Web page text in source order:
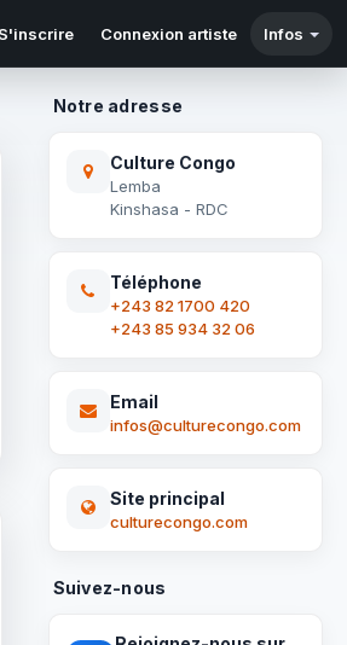
S'inscrire Connexion artiste Infos
Notre adresse
Culture Congo
Lemba
Kinshasa - RDC
Téléphone
+243 82 1700 420
+243 85 934 32 06
Email
infos@culturecongo.com
Site principal
culturecongo.com
Suivez-nous